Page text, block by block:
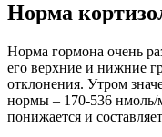
Норма
Норма гормона очень
его верхние и нижние
отклонения. Утром
нормы – 170-536 нмоль/
понижается и